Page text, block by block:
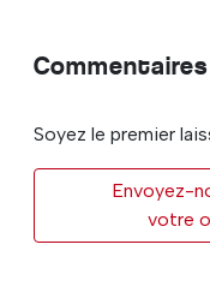
Commentaires
Soyez le premier
Envoyez-
votre